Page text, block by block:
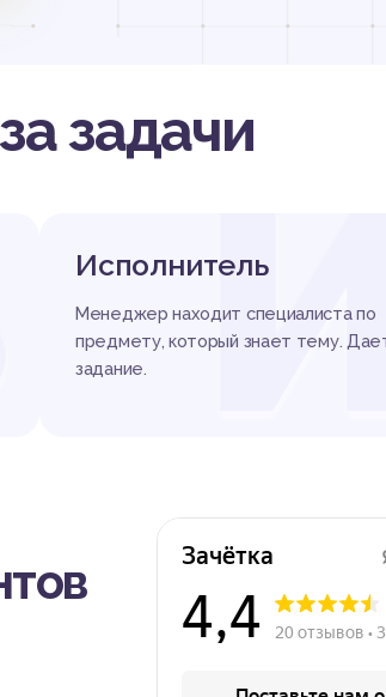
задачи
Исполнитель
Менеджер находит специалиста по
предмету, который знает тему.
задание.